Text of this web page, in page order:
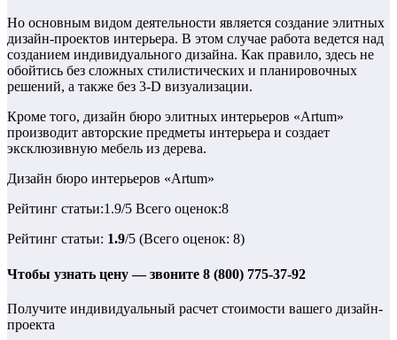
Но основным видом деятельности является создание элитных
дизайн-проектов интерьера. В этом случае работа ведется над
созданием индивидуального дизайна. Как правило, здесь не
обойтись без сложных стилистических и планировочных
решений, а также без 3-D визуализации.
Кроме того, дизайн бюро элитных интерьеров «Artum»
производит авторские предметы интерьера и создает
эксклюзивную мебель из дерева.
Дизайн бюро интерьеров «Artum»
Рейтинг статьи:1.9/5 Всего оценок:8
Рейтинг статьи: 1.9/5 (Всего оценок: 8)
Чтобы узнать цену — звоните 8 (800) 775-37-92
Получите индивидуальный расчет стоимости вашего дизайн-
проекта